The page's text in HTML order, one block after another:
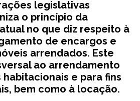
legislativas
o princípio da
no que diz respeito à
de encargos e
arrendados. Este
ao arrendamento
habitacionais e para fins
bem como à locação.